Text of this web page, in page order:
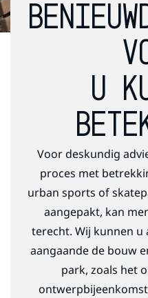
U
Voor deskundig
proces met
urban sports of
aangepakt, kan
terecht. Wij kunnen u
aangaande de bouw
park, zoals het